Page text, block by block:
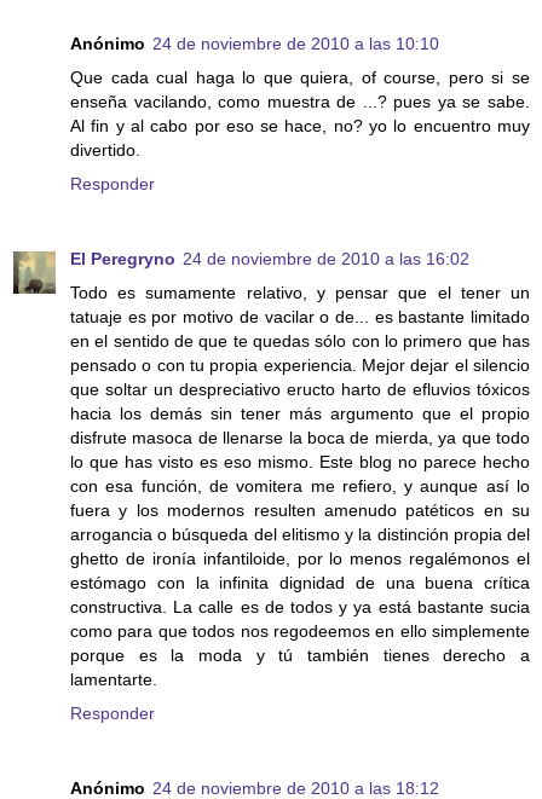
Anónimo 24 de noviembre de 2010 a las 10:10
Que cada cual haga lo que quiera, of course, pero si se
enseña vacilando, como muestra de ...? pues ya se sabe.
Al fin y al cabo por eso se hace, no? yo lo encuentro muy
divertido.
Responder
El Peregryno 24 de noviembre de 2010 a las 16:02
Todo es sumamente relativo, y pensar que el tener un
tatuaje es por motivo de vacilar o de... es bastante limitado
en el sentido de que te quedas sólo con lo primero que has
pensado o con tu propia experiencia. Mejor dejar el silencio
que soltar un despreciativo eructo harto de efluvios tóxicos
hacia los demás sin tener más argumento que el propio
disfrute masoca de llenarse la boca de mierda, ya que todo
lo que has visto es eso mismo. Este blog no parece hecho
con esa función, de vomitera me refiero, y aunque así lo
fuera y los modernos resulten amenudo patéticos en su
arrogancia o búsqueda del elitismo y la distinción propia del
ghetto de ironía infantiloide, por lo menos regalémonos el
estómago con la infinita dignidad de una buena crítica
constructiva. La calle es de todos y ya está bastante sucia
como para que todos nos regodeemos en ello simplemente
porque es la moda y tú también tienes derecho a
lamentarte.
Responder
Anónimo 24 de noviembre de 2010 a las 18:12